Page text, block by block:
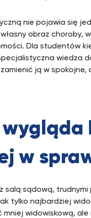
nie pojawia się
obraz choroby,
Dla studentów
wiedza
ją w spokojne,
w
salą sądową,
tylko najbardziej
mniej widowiskową,